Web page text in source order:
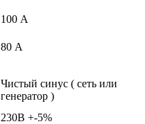
100 А
80 А
Чистый синус ( сеть или
генератор )
230В +-5%